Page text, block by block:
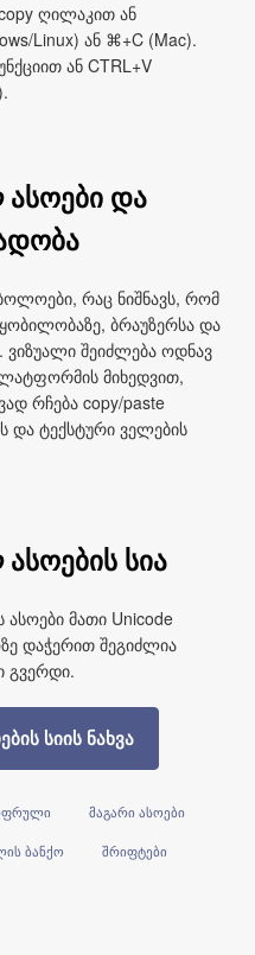
ღილაკით ან
Linux) ან ⌘+C (Mac).
ან CTRL+V
და
რაც ნიშნავს, რომ
ბრაუზერსა და
ვიზუალი შეიძლება ოდნავ
მიხედვით,
რჩება copy/paste
და ტექსტური ველების
სია
მათი Unicode
დაჭერით შეგიძლია
გვერდი.
სიის ნახვა
მაგარი ასოები
ბანქო შრიფტები